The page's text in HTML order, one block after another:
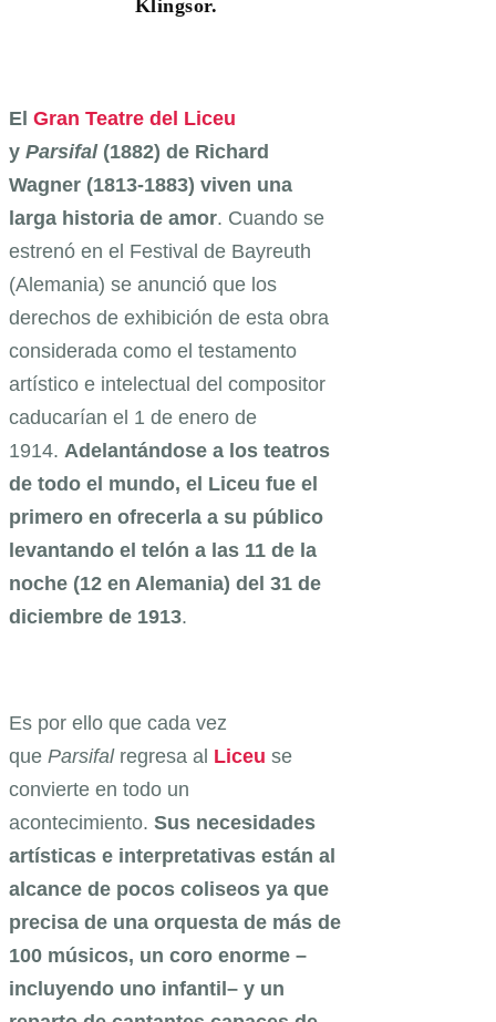
Klingsor.
El Gran Teatre del Liceu
y Parsifal(1882) de Richard
Wagner (1813-1883) viven una
larga historia de amor. Cuando se
estrenó en el Festival de Bayreuth
(Alemania) se anunció que los
derechos de exhibición de esta obra
considerada como el testamento
artístico e intelectual del compositor
caducarían el 1 de enero de
1914. Adelantándose a los teatros
de todo el mundo, el Liceu fue el
primero en ofrecerla a su público
levantando el telón a las 11 de la
noche (12 en Alemania) del 31 de
diciembre de 1913.
Es por ello que cada vez
que Parsifalregresa al Liceu se
convierte en todo un
acontecimiento. Sus necesidades
artísticas e interpretativas están al
alcance de pocos coliseos ya que
precisa de una orquesta de más de
100 músicos, un coro enorme –
incluyendo uno infantil– y un